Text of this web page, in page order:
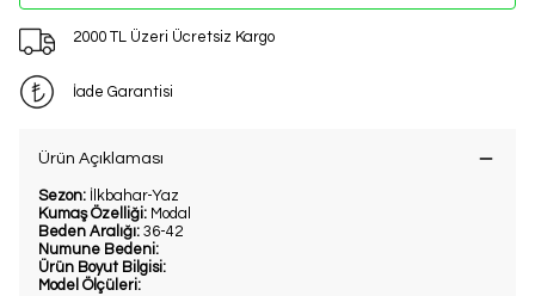
2000 TL Üzeri Ücretsiz Kargo
İade Garantisi
Ürün Açıklaması
Sezon: İlkbahar-Yaz
Kumaş Özelliği: Modal
Beden Aralığı: 36-42
Numune Bedeni:
Ürün Boyut Bilgisi:
Model Ölçüleri: